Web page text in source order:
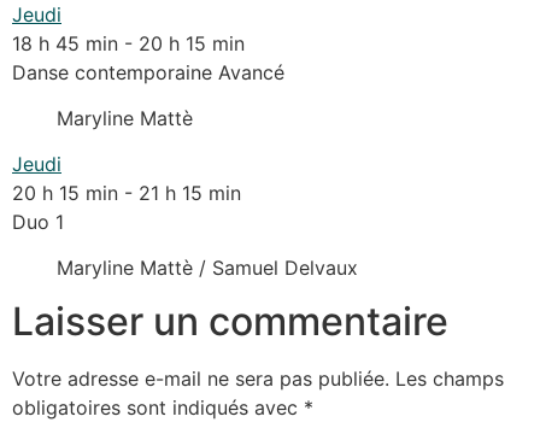
Jeudi
18 h 45 min - 20 h 15 min
Danse contemporaine Avancé
Maryline Mattè
Jeudi
20 h 15 min - 21 h 15 min
Duo 1
Maryline Mattè / Samuel Delvaux
Laisser un commentaire
Votre adresse e-mail ne sera pas publiée. Les champs
obligatoires sont indiqués avec *